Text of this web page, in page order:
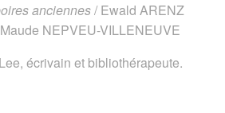
anciennes/ Ewald ARENZ
NEPVEU-VILLENEUVE
écrivain et bibliothérapeute.